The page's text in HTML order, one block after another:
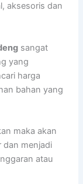
aksesoris dan
sangat
yang
harga
bahan yang
maka akan
dan menjadi
atau